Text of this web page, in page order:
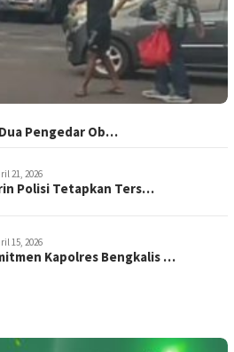
Pengedar Ob…
21, 2026
Polisi Tetapkan Ters…
15, 2026
Kapolres Bengkalis …